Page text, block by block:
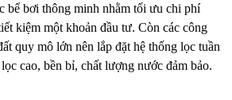
bể bơi thông minh nhằm tối ưu chi phí
kiệm một khoản đầu tư. Còn các công
quy mô lớn nên lắp đặt hệ thống lọc tuần
cao, bền bỉ, chất lượng nước đảm bảo.